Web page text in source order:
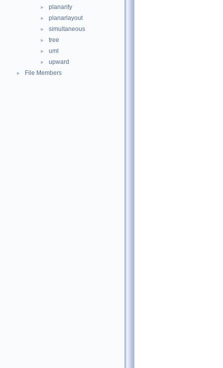
► planarity
► planarlayout
► simultaneous
► tree
► uml
► upward
► File Members